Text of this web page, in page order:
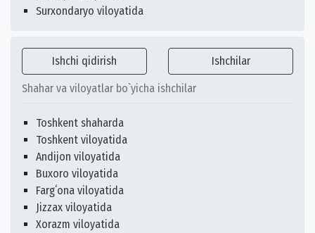
Surxondaryo viloyatida
Ishchi qidirish Ishchilar
Shahar va viloyatlar bo`yicha ishchilar
Toshkent shaharda
Toshkent viloyatida
Andijon viloyatida
Buxoro viloyatida
Fargʻona viloyatida
Jizzax viloyatida
Xorazm viloyatida